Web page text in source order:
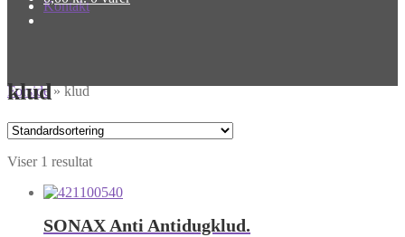
Kontakt
Forside»klud
klud
Viser 1 resultat
SONAX Anti Antidugklud.